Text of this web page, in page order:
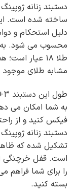
دستبند زنانه
ساخته شده است.
دلیل استحکام و
محسوب می شود. به
طلا ۱۸ عیار
مشابه طلای موجود
به شما امکان می
فیکس کنید و از
دستبند زنانه
تشکیل شده که
است. قفل خرچنگی
را برای شما فراهم
بسته کنید.